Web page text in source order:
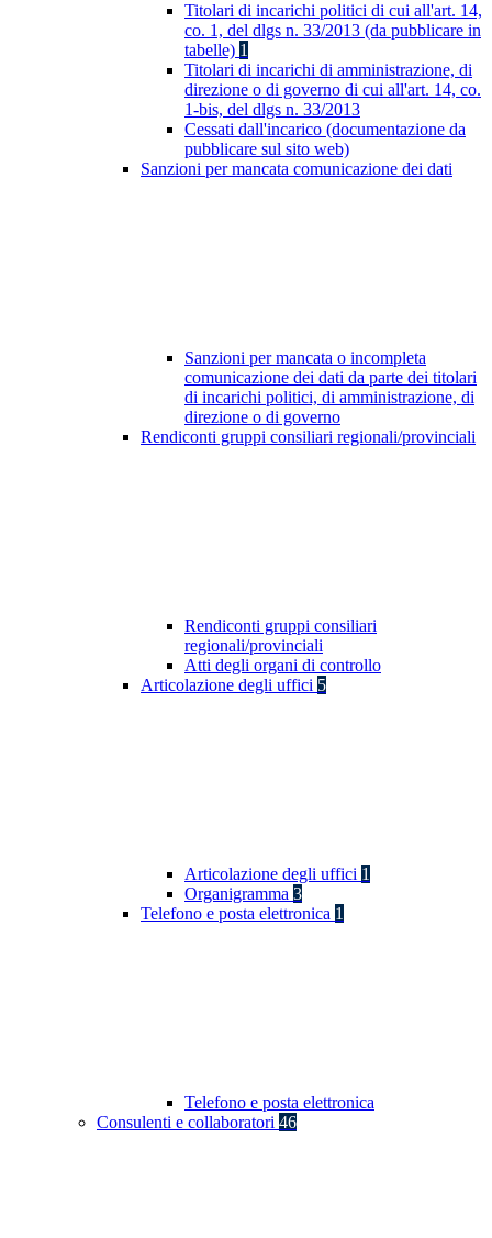
Titolari di incarichi politici di cui all'art. 14,
co. 1, del dlgs n. 33/2013 (da pubblicare in
tabelle) 1
Titolari di incarichi di amministrazione, di
direzione o di governo di cui all'art. 14, co.
1-bis, del dlgs n. 33/2013
Cessati dall'incarico (documentazione da
pubblicare sul sito web)
Sanzioni per mancata comunicazione dei dati
Sanzioni per mancata o incompleta
comunicazione dei dati da parte dei titolari
di incarichi politici, di amministrazione, di
direzione o di governo
Rendiconti gruppi consiliari regionali/provinciali
Rendiconti gruppi consiliari
regionali/provinciali
Atti degli organi di controllo
Articolazione degli uffici 5
Articolazione degli uffici 1
Organigramma 3
Telefono e posta elettronica 1
Telefono e posta elettronica
Consulenti e collaboratori 46